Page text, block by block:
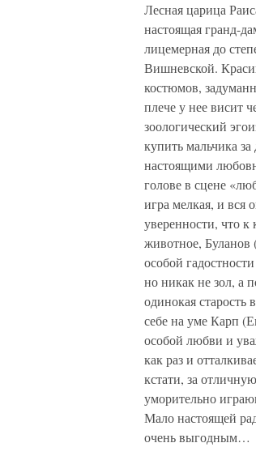
Лесная царица
настоящая гранд-
лицемерная до
Вишневской.
костюмов,
плече у нее висит
зоологический
купить мальчика
настоящими
голове в сцене
игра мелкая, и вся
уверенности, что
животное, Буланов
особой
но никак не зол, а
одинокая
себе на уме Карп
особой любви и
как раз и
кстати, за
уморительно
Мало настоящей
очень выгодным…